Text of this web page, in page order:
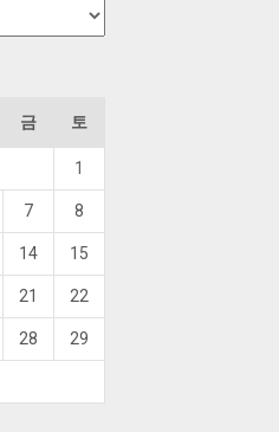
금 토
1
7 8
14 15
21 22
28 29